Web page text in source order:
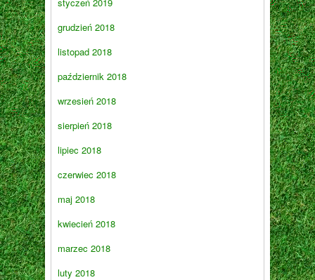
grudzień 2018
listopad 2018
październik 2018
wrzesień 2018
sierpień 2018
lipiec 2018
czerwiec 2018
maj 2018
kwiecień 2018
marzec 2018
luty 2018